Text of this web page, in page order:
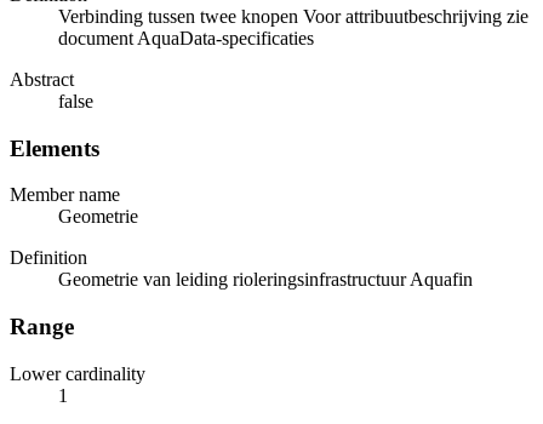
Verbinding tussen twee knopen Voor attribuutbeschrijving zie
document AquaData-specificaties
Abstract
false
Elements
Member name
Geometrie
Definition
Geometrie van leiding rioleringsinfrastructuur Aquafin
Range
Lower cardinality
1